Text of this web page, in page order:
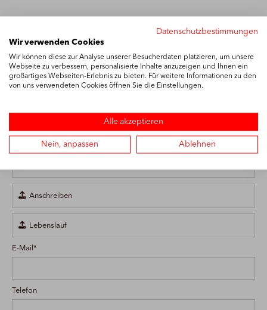
Vermessungsingenieur
(m/w/d) - Außendienst
Nachname*
 Anschreiben
 Lebenslauf
E-Mail*
Telefon
Datenschutzbestimmungen
Wir verwenden Cookies
Wir können diese zur Analyse unserer Besucherdaten platzieren, um unsere
Webseite zu verbessern, personalisierte Inhalte anzuzeigen und Ihnen ein
großartiges Webseiten-Erlebnis zu bieten. Für weitere Informationen zu den
von uns verwendeten Cookies öffnen Sie die Einstellungen.
Alle akzeptieren
Nein, anpassen Ablehnen